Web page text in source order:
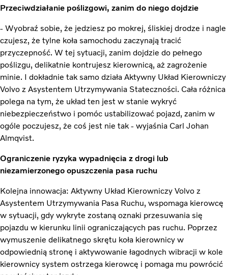
Przeciwdziałanie poślizgowi, zanim do niego dojdzie
- Wyobraź sobie, że jedziesz po mokrej, śliskiej drodze i nagle
czujesz, że tylne koła samochodu zaczynają tracić
przyczepność. W tej sytuacji, zanim dojdzie do pełnego
poślizgu, delikatnie kontrujesz kierownicą, aż zagrożenie
minie. I dokładnie tak samo działa Aktywny Układ Kierowniczy
Volvo z Asystentem Utrzymywania Stateczności. Cała różnica
polega na tym, że układ ten jest w stanie wykryć
niebezpieczeństwo i pomóc ustabilizować pojazd, zanim w
ogóle poczujesz, że coś jest nie tak - wyjaśnia Carl Johan
Almqvist.
Ograniczenie ryzyka wypadnięcia z drogi lub
niezamierzonego opuszczenia pasa ruchu
Kolejna innowacja: Aktywny Układ Kierowniczy Volvo z
Asystentem Utrzymywania Pasa Ruchu, wspomaga kierowcę
w sytuacji, gdy wykryte zostaną oznaki przesuwania się
pojazdu w kierunku linii ograniczających pas ruchu. Poprzez
wymuszenie delikatnego skrętu koła kierownicy w
odpowiednią stronę i aktywowanie łagodnych wibracji w kole
kierownicy system ostrzega kierowcę i pomaga mu powrócić